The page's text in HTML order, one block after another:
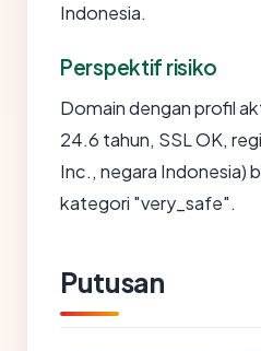
Indonesia.
Perspektif risiko
Domain dengan profil
24.6 tahun, SSL OK,
Inc., negara Indonesia)
kategori "very_safe".
Putusan